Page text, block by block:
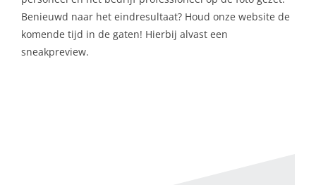
Benieuwd naar het eindresultaat? Houd onze website de
komende tijd in de gaten! Hierbij alvast een
sneakpreview.